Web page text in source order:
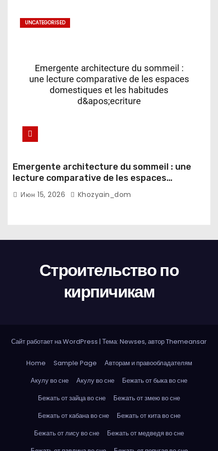
UNCATEGORISED
Emergente architecture du sommeil : une
lecture comparative de les espaces
domestiques et les habitudes d'ecriture
Июн 15, 2026 Khozyain_dom
Строительство по
кирпичикам
Сайт работает на WordPress | Тема: Newses, авторThemeansar
Home Sample Page
Авторам и правообладателям
Акулу во сне
Акулу во сне
Бежать от быка во сне
Бежать от зайца во сне
Бежать от змею во сне
Бежать от кабана во сне
Бежать от кита во сне
Бежать от лису во сне
Бежать от медведя во сне